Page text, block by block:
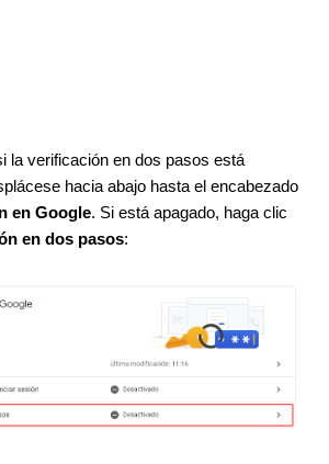
la verificación en dos pasos está
hacia abajo hasta el encabezado
en Google. Si está apagado, haga clic
en dos pasos: